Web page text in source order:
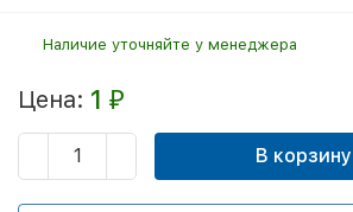
Наличие уточняйте у менеджера
Цена: 1 ₽
В корзину